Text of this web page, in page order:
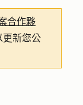
合作夥
更新您公